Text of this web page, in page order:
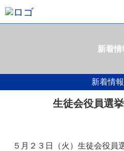
新着情
新着情報
生徒会役員選
５月２３日（火）生徒会役員